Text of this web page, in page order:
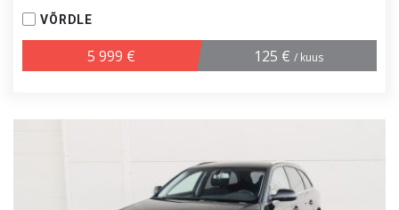
VÕRDLE
5 999 € 125 € / kuus